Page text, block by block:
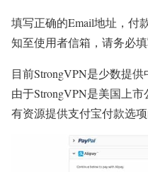
填写正确的Email地址，付
知至使用者信箱，请务必填
目前StrongVPN是少数提
由于StrongVPN是美国上
有资源提供支付宝付款选项